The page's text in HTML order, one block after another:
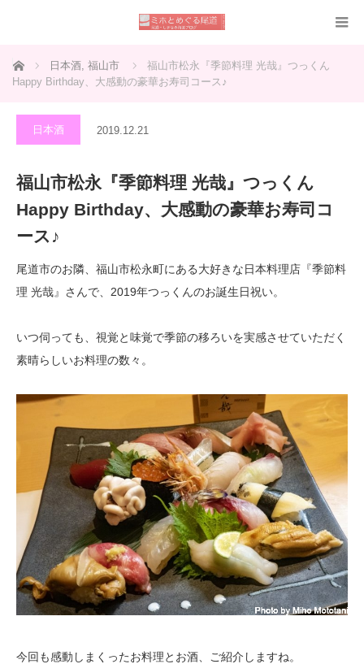
ホーム 日本酒, 福山市
福山市松永『季節料理 光哉』つっくん
Happy Birthday、大感動の豪華お寿司コース♪
日本酒 2019.12.21
福山市松永『季節料理 光哉』つっくん
Happy Birthday、大感動の豪華お寿司コ
ース♪
尾道市のお隣、福山市松永町にある大好きな日本料理店『季節料
理 光哉』さんで、2019年つっくんのお誕生日祝い。
いつ伺っても、視覚と味覚で季節の移ろいを実感させていただく
素晴らしいお料理の数々。
今回も感動しまくったお料理とお酒、ご紹介しますね。